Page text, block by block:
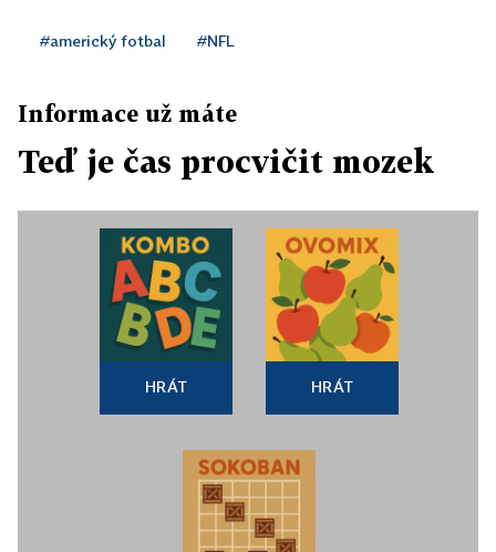
#americký fotbal #NFL
Informace už máte
Teď je čas procvičit mozek
HRÁT HRÁT